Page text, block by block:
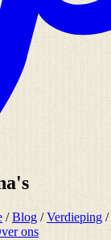
/Blog /Verdieping /
ons